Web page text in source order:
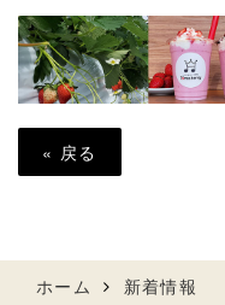
« 戻る
ホーム
新着情報